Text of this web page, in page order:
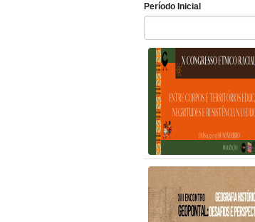
Período Inicial